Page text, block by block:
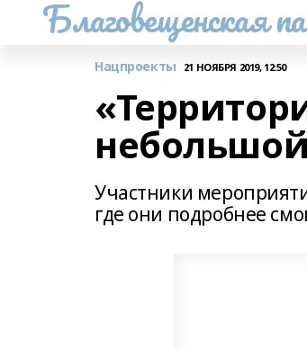
Благовещенская
Нацпроекты 21 НОЯБРЯ 2019, 12:50
Участники
где они подробнее